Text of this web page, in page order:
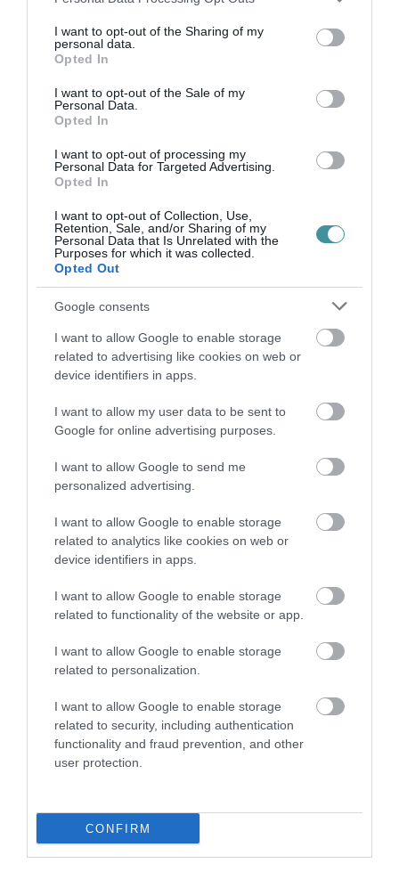
not limited to your visit or usage behaviour. You may click to
grant or deny consent to Google and its third-party tags to
use your data for below specified purposes in below Google
consent section.
I want to opt-out of the Sharing of my
personal data.
Opted In
I want to opt-out of the Sale of my
Personal Data.
Opted In
I want to opt-out of processing my
Personal Data for Targeted Advertising.
Opted In
I want to opt-out of Collection, Use,
Retention, Sale, and/or Sharing of my
Personal Data that Is Unrelated with the
Purposes for which it was collected.
Opted Out
Google consents
I want to allow Google to enable storage
related to advertising like cookies on web or
device identifiers in apps.
I want to allow my user data to be sent to
Google for online advertising purposes.
I want to allow Google to send me
personalized advertising.
I want to allow Google to enable storage
related to analytics like cookies on web or
device identifiers in apps.
I want to allow Google to enable storage
related to functionality of the website or app.
I want to allow Google to enable storage
related to personalization.
I want to allow Google to enable storage
related to security, including authentication
functionality and fraud prevention, and other
user protection.
CONFIRM
Ne maradjon le a legfrissebb hírekről, kövessen
bennünket az EGRI ÜGYEK Google Hírek oldalán!
VISSZA A FŐOLDALRA
Legfrissebb híreink
HALMENTÉS SZARVASKŐNÉL: ŐSHONOS
ÉS VÉDETT HALAKAT MENTETT...
2026. augusztus 07
ZÁPOROK, ZIVATAROK KIALAKULHATNAK
Mindenki ügye
KÉT AUTÓ ÜTKÖZÖTT BOGÁCSON, A
MENTŐK IS A HELYSZÍNRE ÉRKE...
2026. augusztus 06|Riasztó